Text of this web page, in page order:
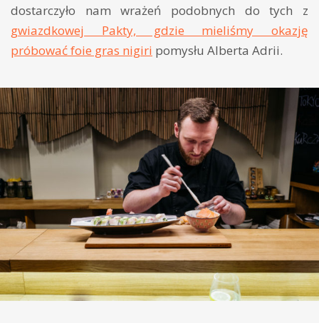
dostarczyło nam wrażeń podobnych do tych z
gwiazdkowej Pakty, gdzie mieliśmy okazję
próbować foie gras nigiri pomysłu Alberta Adrii.